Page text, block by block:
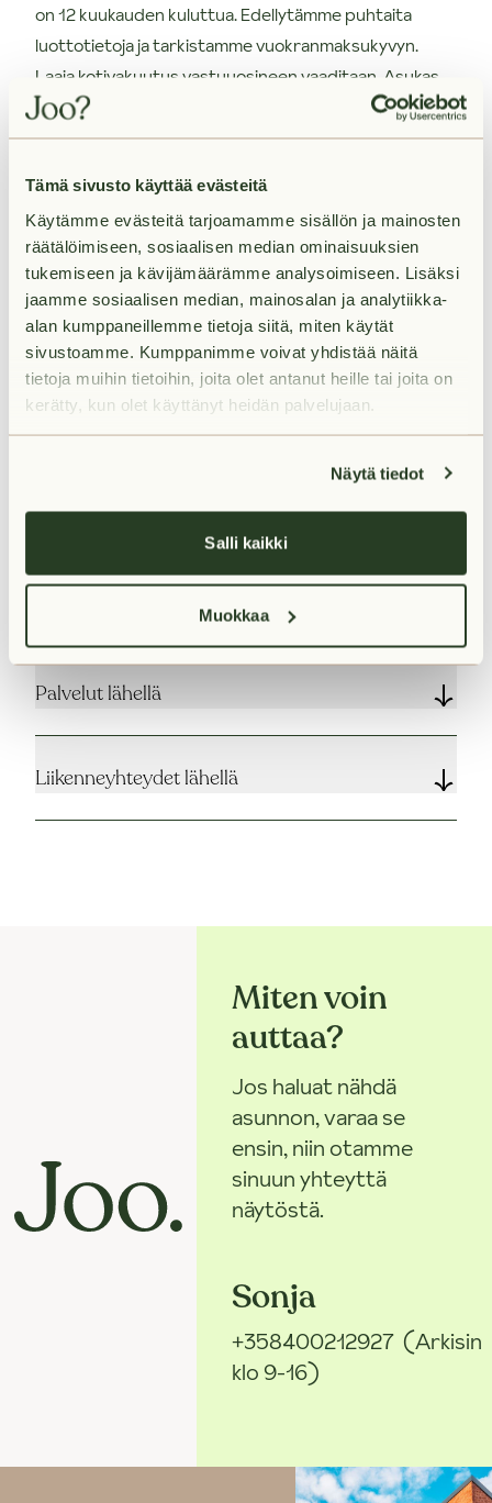
Tämä sivusto käyttää evästeitä
Käytämme evästeitä tarjoamamme sisällön ja mainosten
räätälöimiseen, sosiaalisen median ominaisuuksien
tukemiseen ja kävijämäärämme analysoimiseen. Lisäksi
jaamme sosiaalisen median, mainosalan ja analytiikka-
alan kumppaneillemme tietoja siitä, miten käytät
sivustoamme. Kumppanimme voivat yhdistää näitä
tietoja muihin tietoihin, joita olet antanut heille tai joita on
kerätty, kun olet käyttänyt heidän palvelujaan.
Näytä tiedot
Salli kaikki
Muokkaa
on 12 kuukauden kuluttua. Edellytämme puhtaita
luottotietoja ja tarkistamme vuokranmaksukyvyn.
Laaja kotivakuutus vastuuosineen vaaditaan. Asukas
tekee oman sähkösopimuksen valitsemansa
sähköyhtiön kanssa.
Olisiko tässä uusi kotisi?
Varaa asunto itsellesi klikkaamalla "Vuokraa asunto" ja
muuta uuteen huolettomaan kotiisi! Varausta
tehdessä voit kertoa meille, haluatko käydä
asuntonäytöllä ennen vuokrasopimuksen
allekirjoittamista. Olemme sinuun yhteydessä
mahdollisimman pian varauksesi vastaanottamisen
jälkeen.
Palvelut lähellä
Liikenneyhteydet lähellä
Miten voin
auttaa?
Jos haluat nähdä
asunnon, varaa se
ensin, niin otamme
sinuun yhteyttä
näytöstä.
Sonja
+358400212927 (Arkisin
klo 9-16)